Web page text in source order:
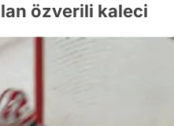
özverili kaleci